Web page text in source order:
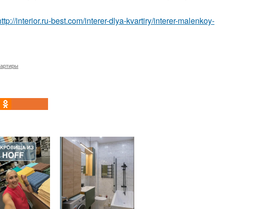
interior.ru-best.com/interer-dlya-kvartiry/interer-malenkoy-